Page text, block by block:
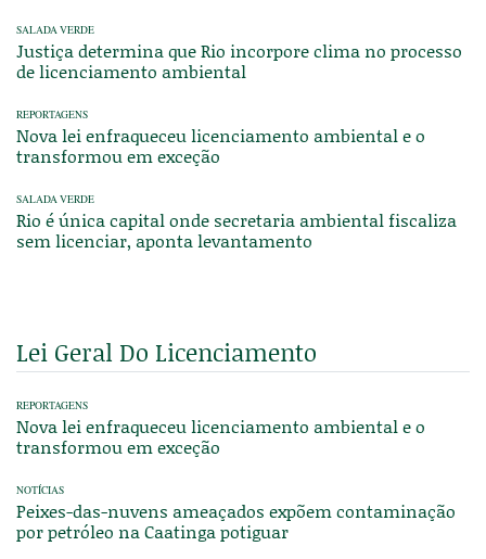
SALADA VERDE
Justiça determina que Rio incorpore clima no processo
de licenciamento ambiental
REPORTAGENS
Nova lei enfraqueceu licenciamento ambiental e o
transformou em exceção
SALADA VERDE
Rio é única capital onde secretaria ambiental fiscaliza
sem licenciar, aponta levantamento
Lei Geral Do Licenciamento
REPORTAGENS
Nova lei enfraqueceu licenciamento ambiental e o
transformou em exceção
NOTÍCIAS
Peixes-das-nuvens ameaçados expõem contaminação
por petróleo na Caatinga potiguar